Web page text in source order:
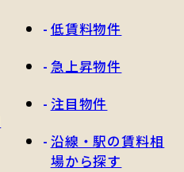
低賃料物件
急上昇物件
注目物件
沿線・駅の賃料相
場から探す